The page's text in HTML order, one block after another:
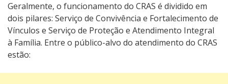
Geralmente, o funcionamento do CRAS é dividido em
dois pilares: Serviço de Convivência e Fortalecimento de
Vínculos e Serviço de Proteção e Atendimento Integral
à Família. Entre o público-alvo do atendimento do CRAS
estão: